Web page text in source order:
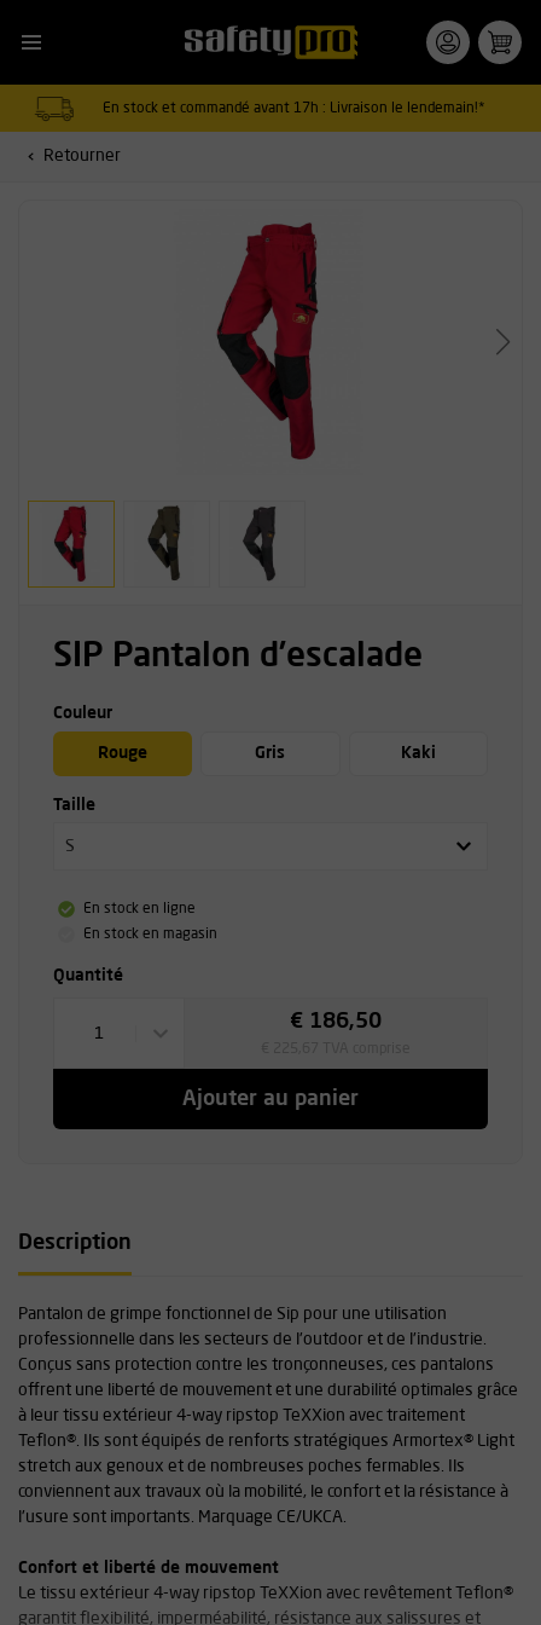
En stock et commandé avant 17h : Livraison le lendemain!*
Retourner
SIP Pantalon d’escalade
Couleur
Rouge Gris Kaki
Taille
S
En stock en ligne
En stock en magasin
Quantité
1
€ 186,50
Ajouter au panier
Description
Pantalon de grimpe fonctionnel de Sip pour une utilisation
professionnelle dans les secteurs de l'outdoor et de l'industrie.
Conçus sans protection contre les tronçonneuses, ces pantalons
offrent une liberté de mouvement et une durabilité optimales grâce
à leur tissu extérieur 4-way ripstop TeXXion avec traitement
Teflon®. Ils sont équipés de renforts stratégiques Armortex® Light
stretch aux genoux et de nombreuses poches fermables. Ils
conviennent aux travaux où la mobilité, le confort et la résistance à
l'usure sont importants. Marquage CE/UKCA.
Confort et liberté de mouvement
Le tissu extérieur 4-way ripstop TeXXion avec revêtement Teflon®
garantit flexibilité, imperméabilité, résistance aux salissures et